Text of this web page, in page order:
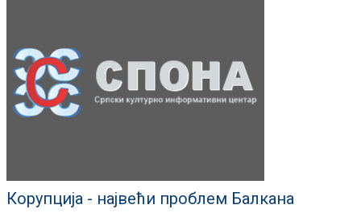
Корупција - највећи проблем Балкана